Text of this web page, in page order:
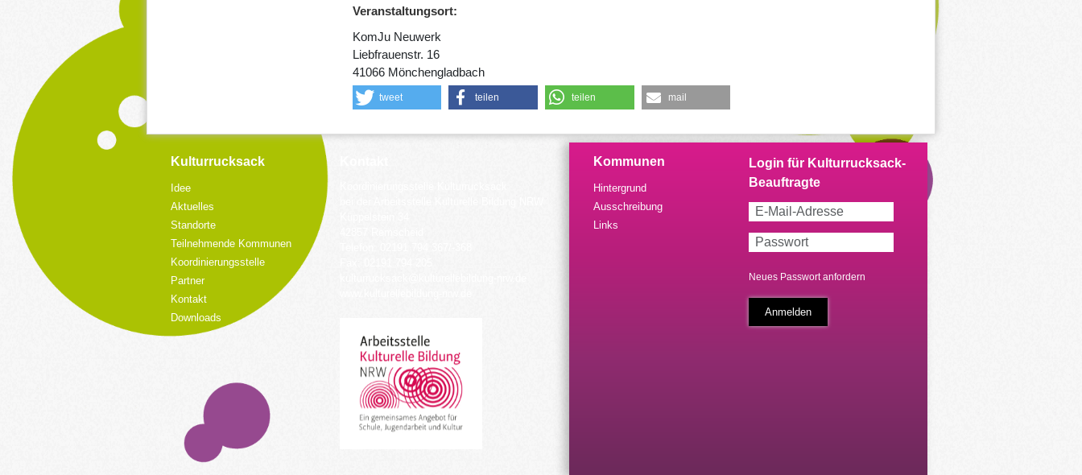
Veranstaltungsort:
KomJu Neuwerk
Liebfrauenstr. 16
41066 Mönchengladbach
tweet teilen teilen mail
Kulturrucksack
Idee
Aktuelles
Standorte
Teilnehmende Kommunen
Koordinierungsstelle
Partner
Kontakt
Downloads
Kommunen
Hintergrund
Ausschreibung
Links
Neues Passwort anfordern